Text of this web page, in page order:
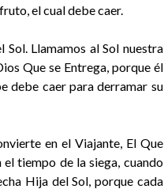
el cual debe caer.
Llamamos al Sol nuestra
Que se Entrega, porque él
debe caer para derramar su
en el Viajante, El Que
tiempo de la siega, cuando
Hija del Sol, porque cada